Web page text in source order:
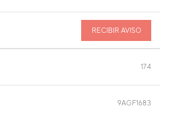
RECIBIR AVISO
174
9AGF1683